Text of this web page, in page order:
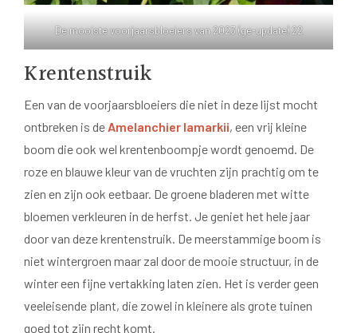
De mooiste voorjaarsbloeiers van 2023 (ge-update) 22
Krentenstruik
Een van de voorjaarsbloeiers die niet in deze lijst mocht
ontbreken is de Amelanchier lamarkii, een vrij kleine
boom die ook wel krentenboompje wordt genoemd. De
roze en blauwe kleur van de vruchten zijn prachtig om te
zien en zijn ook eetbaar. De groene bladeren met witte
bloemen verkleuren in de herfst. Je geniet het hele jaar
door van deze krentenstruik. De meerstammige boom is
niet wintergroen maar zal door de mooie structuur, in de
winter een fijne vertakking laten zien. Het is verder geen
veeleisende plant, die zowel in kleinere als grote tuinen
goed tot zijn recht komt.